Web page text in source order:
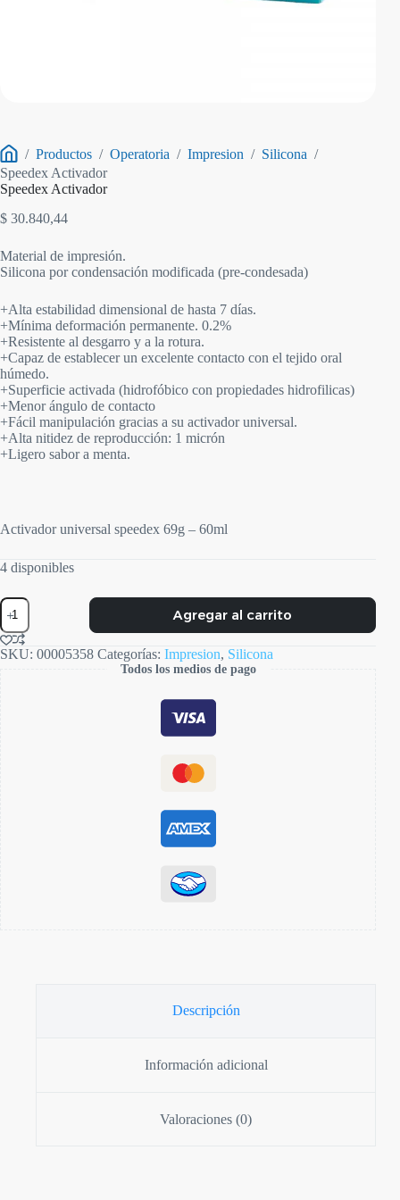
Inicio
/ Productos / Operatoria / Impresion / Silicona /
Speedex Activador
Speedex Activador
$ 30.840,44
Material de impresión.
Silicona por condensación modificada (pre-condesada)
+Alta estabilidad dimensional de hasta 7 días.
+Mínima deformación permanente. 0.2%
+Resistente al desgarro y a la rotura.
+Capaz de establecer un excelente contacto con el tejido oral
húmedo.
+Superficie activada (hidrofóbico con propiedades hidrofilicas)
+Menor ángulo de contacto
+Fácil manipulación gracias a su activador universal.
+Alta nitidez de reproducción: 1 micrón
+Ligero sabor a menta.
Activador universal speedex 69g – 60ml
4 disponibles
Speedex
Activador
cantidad
Agregar al carrito
SKU: 00005358 Categorías: Impresion, Silicona
Todos los medios de pago
Descripción
Información adicional
Valoraciones (0)